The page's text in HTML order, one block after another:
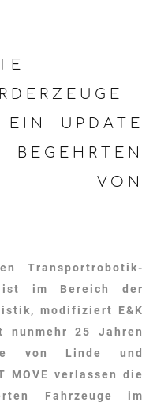
UPDATE
VON
Transportrobotik-
im Bereich der
modifiziert E&K
nunmehr 25 Jahren
von Linde und
MOVE verlassen die
Fahrzeuge im